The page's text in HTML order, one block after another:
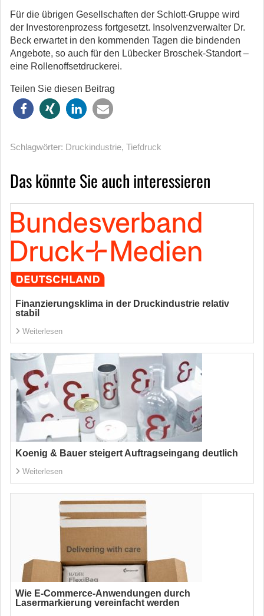
Für die übrigen Gesellschaften der Schlott-Gruppe wird
der Investorenprozess fortgesetzt. Insolvenzverwalter Dr.
Beck erwartet in den kommenden Tagen die bindenden
Angebote, so auch für den Lübecker Broschek-Standort –
eine Rollenoffsetdruckerei.
Teilen Sie diesen Beitrag
Schlagwörter: Druckindustrie, Tiefdruck
Das könnte Sie auch interessieren
Finanzierungsklima in der Druckindustrie relativ
stabil
Weiterlesen
Koenig & Bauer steigert Auftragseingang deutlich
Weiterlesen
Wie E-Commerce-Anwendungen durch
Lasermarkierung vereinfacht werden